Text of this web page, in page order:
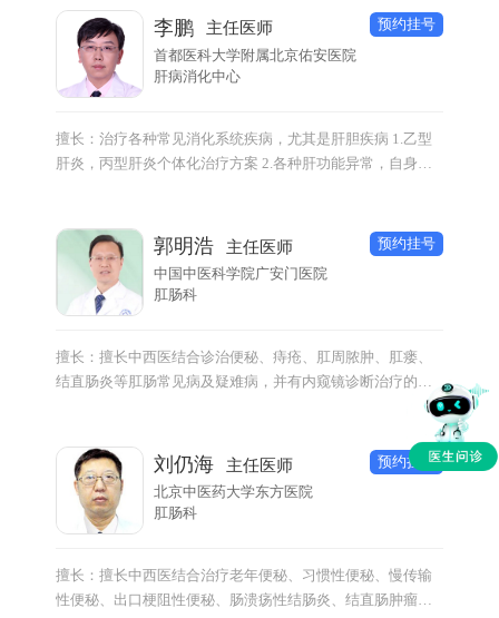
李鹏 主任医师
首都医科大学附属北京佑安医院
肝病消化中心
预约挂号
擅长：治疗各种常见消化系统疾病，尤其是肝胆疾病 1.乙型
肝炎，丙型肝炎个体化治疗方案 2.各种肝功能异常，自身免
4.消化系统疾病的胃肠镜的诊断治疗，如消化道早癌筛查，
息肉切除，静脉曲张的胃镜下套扎，硬化剂治疗。
郭明浩 主任医师
中国中医科学院广安门医院
肛肠科
预约挂号
擅长：擅长中西医结合诊治便秘、痔疮、肛周脓肿、肛瘘、
结直肠炎等肛肠常见病及疑难病，并有内窥镜诊断治疗的丰
刘仍海 主任医师
北京中医药大学东方医院
肛肠科
预约挂号
擅长：擅长中西医结合治疗老年便秘、习惯性便秘、慢传输
性便秘、出口梗阻性便秘、肠溃疡性结肠炎、结直肠肿瘤、